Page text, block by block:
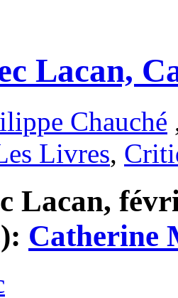
Lacan,
Chauché
Livres,
Lacan,
Catherine